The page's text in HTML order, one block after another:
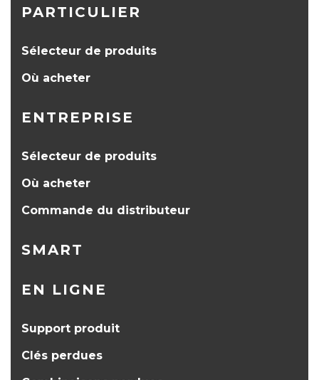
PARTICULIER
Sélecteur de produits
Où acheter
ENTREPRISE
Sélecteur de produits
Où acheter
Commande du distributeur
SMART
EN LIGNE
Support produit
Clés perdues